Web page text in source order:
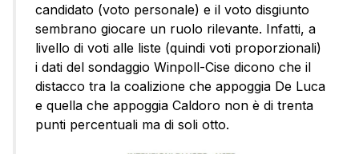
candidato (voto personale) e il voto disgiunto
sembrano giocare un ruolo rilevante. Infatti, a
livello di voti alle liste (quindi voti proporzionali)
i dati del sondaggio Winpoll-Cise dicono che il
distacco tra la coalizione che appoggia De Luca
e quella che appoggia Caldoro non è di trenta
punti percentuali ma di soli otto.